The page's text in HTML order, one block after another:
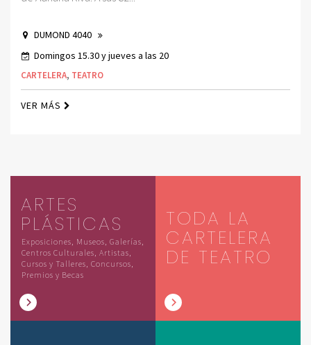
DUMOND 4040
Domingos 15.30 y jueves a las 20
CARTELERA, TEATRO
VER MÁS
ARTES
PLÁSTICAS
Exposiciones, Museos, Galerías,
Centros Culturales, Artistas,
Cursos y Talleres, Concursos,
Premios y Becas
TODA LA
CARTELERA
DE TEATRO